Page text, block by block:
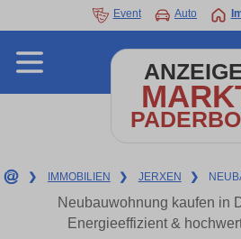
Event Auto
❯ IMMOBILIEN ❯ JERXEN ❯
Neubauwohnung kaufen in
Energieeffizient &